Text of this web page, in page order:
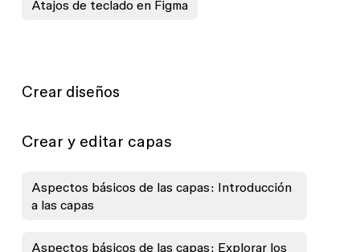
Atajos de teclado en Figma
Crear diseños
Crear y editar capas
Aspectos básicos de las capas: Introducción
a las capas
Aspectos básicos de las capas: Explorar los